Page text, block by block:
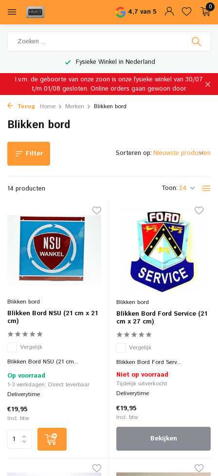
4,7 van 5
0
Fysieke Winkel in Nederland
I.v.m. de geboorte van onze zoon is onze fysieke winkel van 30/07
t/m 01/08 gesloten. Online orders gaan gewoon door.
Terug Home Merken Blikken bord
Blikken bord
Filter
14 producten Toon:
Sorteren op:
Blikken bord
Blikken Bord NSU (21 cm x 21
cm)
Vergelijk
Blikken Bord NSU (21 cm...
Op voorraad
1-3 werkdagen: Direct leverbaar
Deliverytime
€19,95
Incl. btw
Blikken bord
Blikken Bord Ford Service (21
cm x 27 cm)
Vergelijk
Blikken Bord Ford Serv...
Niet op voorraad
Tijdelijk uitverkocht
Deliverytime
€19,95
Incl. btw
Bekijken